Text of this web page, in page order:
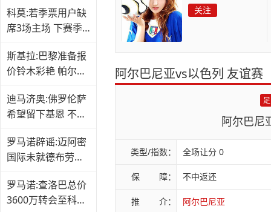
科莫:若季票用户缺
席3场主场 下赛季
斯基拉:巴黎准备报
价铃木彩艳 帕尔马
迪马济奥:佛罗伦萨
希望留下基恩 不会
罗马诺辟谣:迈阿密
国际未就德布劳内
罗马诺:查洛巴总价
3600万转会至科莫
关注
阿尔巴尼亚vs以色列 友谊赛
足
阿尔巴尼
类型/指数： 全场让分 0
保 障： 不中返还
推 介： 阿尔巴尼亚